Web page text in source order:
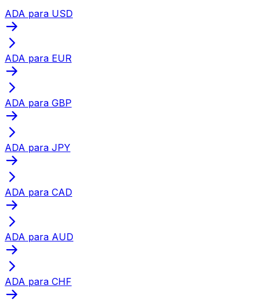
ADA para USD
ADA para EUR
ADA para GBP
ADA para JPY
ADA para CAD
ADA para AUD
ADA para CHF